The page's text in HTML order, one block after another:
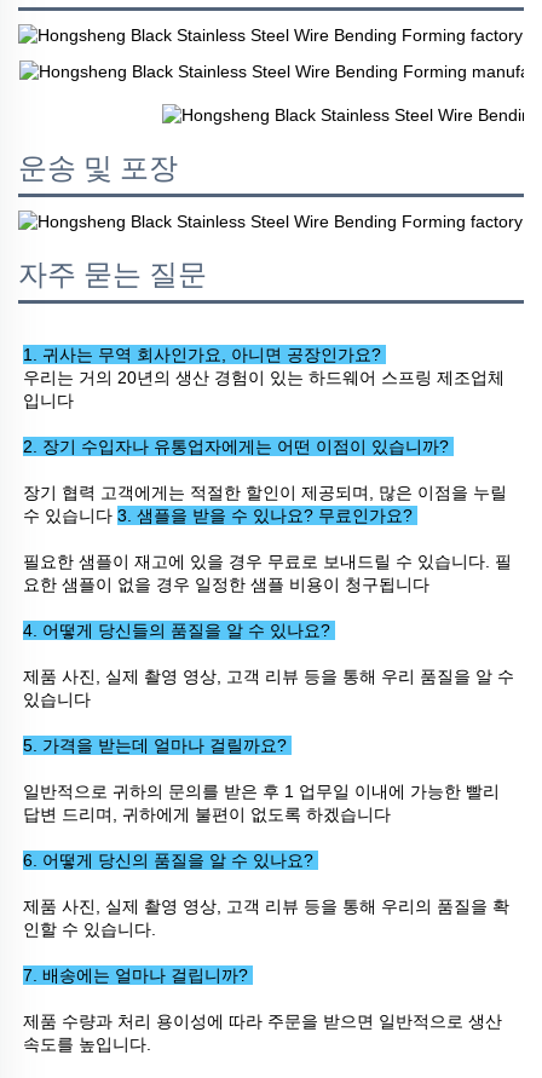
운송 및 포장
자주 묻는 질문
1. 귀사는 무역 회사인가요, 아니면 공장인가요?
우리는 거의 20년의 생산 경험이 있는 하드웨어 스프링 제조업체
입니다
2. 장기 수입자나 유통업자에게는 어떤 이점이 있습니까?
장기 협력 고객에게는 적절한 할인이 제공되며, 많은 이점을 누릴
수 있습니다 3. 샘플을 받을 수 있나요? 무료인가요?
필요한 샘플이 재고에 있을 경우 무료로 보내드릴 수 있습니다. 필
요한 샘플이 없을 경우 일정한 샘플 비용이 청구됩니다
4. 어떻게 당신들의 품질을 알 수 있나요?
제품 사진, 실제 촬영 영상, 고객 리뷰 등을 통해 우리 품질을 알 수
있습니다
5. 가격을 받는데 얼마나 걸릴까요?
일반적으로 귀하의 문의를 받은 후 1 업무일 이내에 가능한 빨리
답변 드리며, 귀하에게 불편이 없도록 하겠습니다
6. 어떻게 당신의 품질을 알 수 있나요?
제품 사진, 실제 촬영 영상, 고객 리뷰 등을 통해 우리의 품질을 확
인할 수 있습니다.
7. 배송에는 얼마나 걸립니까?
제품 수량과 처리 용이성에 따라 주문을 받으면 일반적으로 생산
속도를 높입니다.